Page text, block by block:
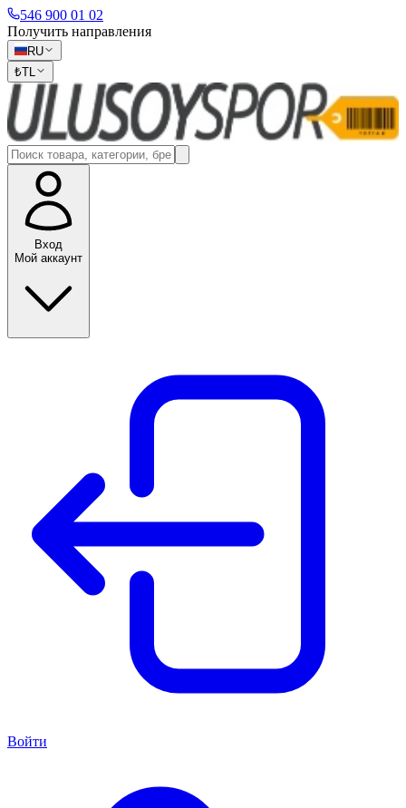
546 900 01 02
Получить направления
RU
₺TL
Вход
Мой аккаунт
Войти